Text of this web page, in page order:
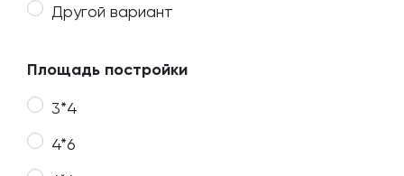
Другой вариант
Площадь постройки
3*4
4*6